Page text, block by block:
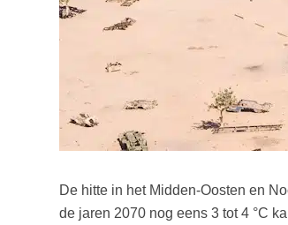
De hitte in het Midden-Oosten en
de jaren 2070 nog eens 3 tot 4 °C